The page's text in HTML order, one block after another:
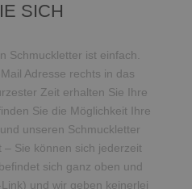
SICH
Schmuckletter ist einfach.
Adresse rechts in das
Zeit erhalten Sie Ihre
Sie die Möglichkeit Ihre
unseren Schmuckletter
– Sie können sich jederzeit
sich ganz oben und
und wir geben keinerlei